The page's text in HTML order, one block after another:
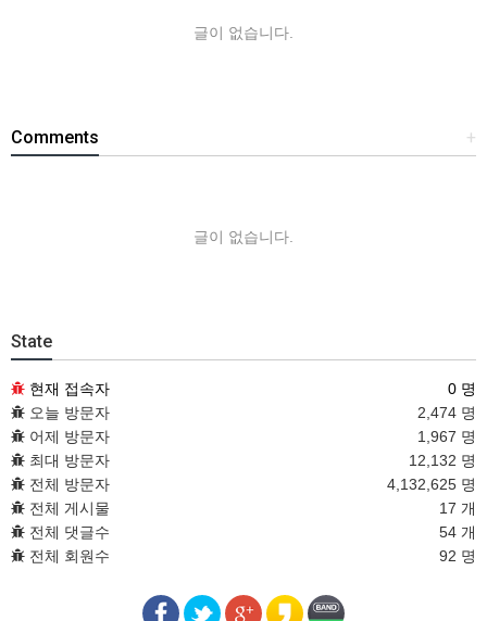
글이 없습니다.
+
Comments
글이 없습니다.
State
현재 접속자
0 명
오늘 방문자
2,474 명
어제 방문자
1,967 명
최대 방문자
12,132 명
전체 방문자
4,132,625 명
전체 게시물
17 개
전체 댓글수
54 개
전체 회원수
92 명